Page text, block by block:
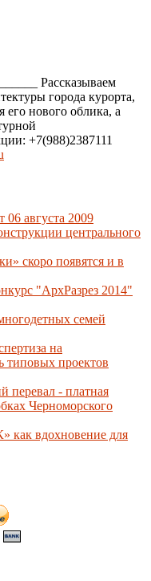
Рассказываем
города курорта,
нового облика, а
+7(988)2387111
06 августа 2009
центрального
скоро появятся и в
"АрхРазрез 2014"
семей
на
типовых проектов
перевал - платная
Черноморского
вдохновение для